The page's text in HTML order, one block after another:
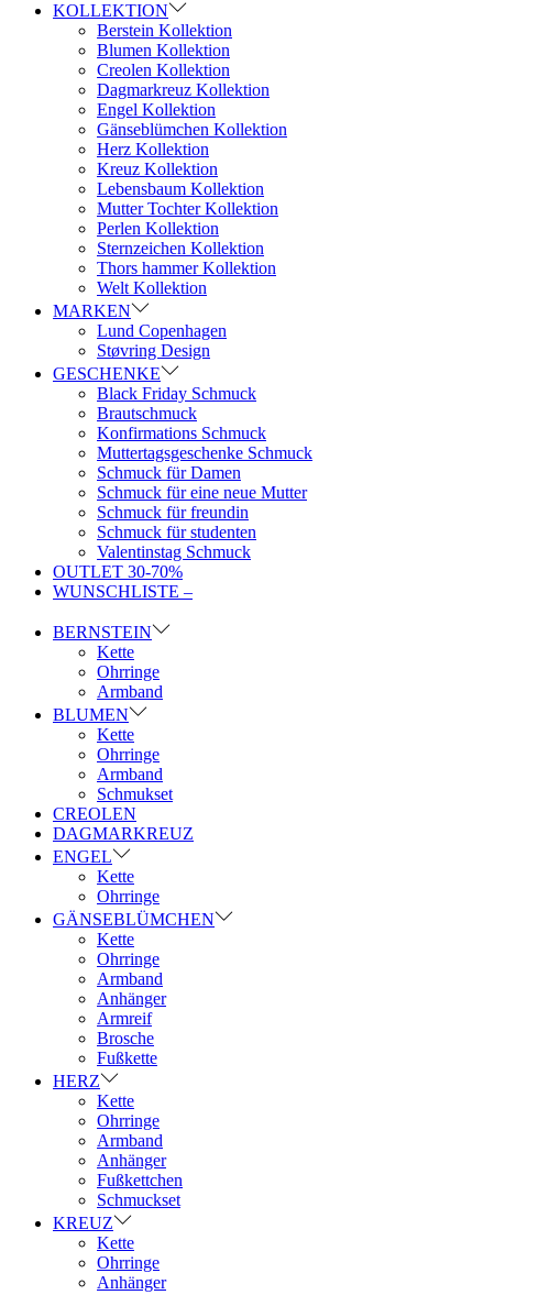
KOLLEKTION
Berstein Kollektion
Blumen Kollektion
Creolen Kollektion
Dagmarkreuz Kollektion
Engel Kollektion
Gänseblümchen Kollektion
Herz Kollektion
Kreuz Kollektion
Lebensbaum Kollektion
Mutter Tochter Kollektion
Perlen Kollektion
Sternzeichen Kollektion
Thors hammer Kollektion
Welt Kollektion
MARKEN
Lund Copenhagen
Støvring Design
GESCHENKE
Black Friday Schmuck
Brautschmuck
Konfirmations Schmuck
Muttertagsgeschenke Schmuck
Schmuck für Damen
Schmuck für eine neue Mutter
Schmuck für freundin
Schmuck für studenten
Valentinstag Schmuck
OUTLET 30-70%
WUNSCHLISTE –
BERNSTEIN
Kette
Ohrringe
Armband
BLUMEN
Kette
Ohrringe
Armband
Schmukset
CREOLEN
DAGMARKREUZ
ENGEL
Kette
Ohrringe
GÄNSEBLÜMCHEN
Kette
Ohrringe
Armband
Anhänger
Armreif
Brosche
Fußkette
HERZ
Kette
Ohrringe
Armband
Anhänger
Fußkettchen
Schmuckset
KREUZ
Kette
Ohrringe
Anhänger